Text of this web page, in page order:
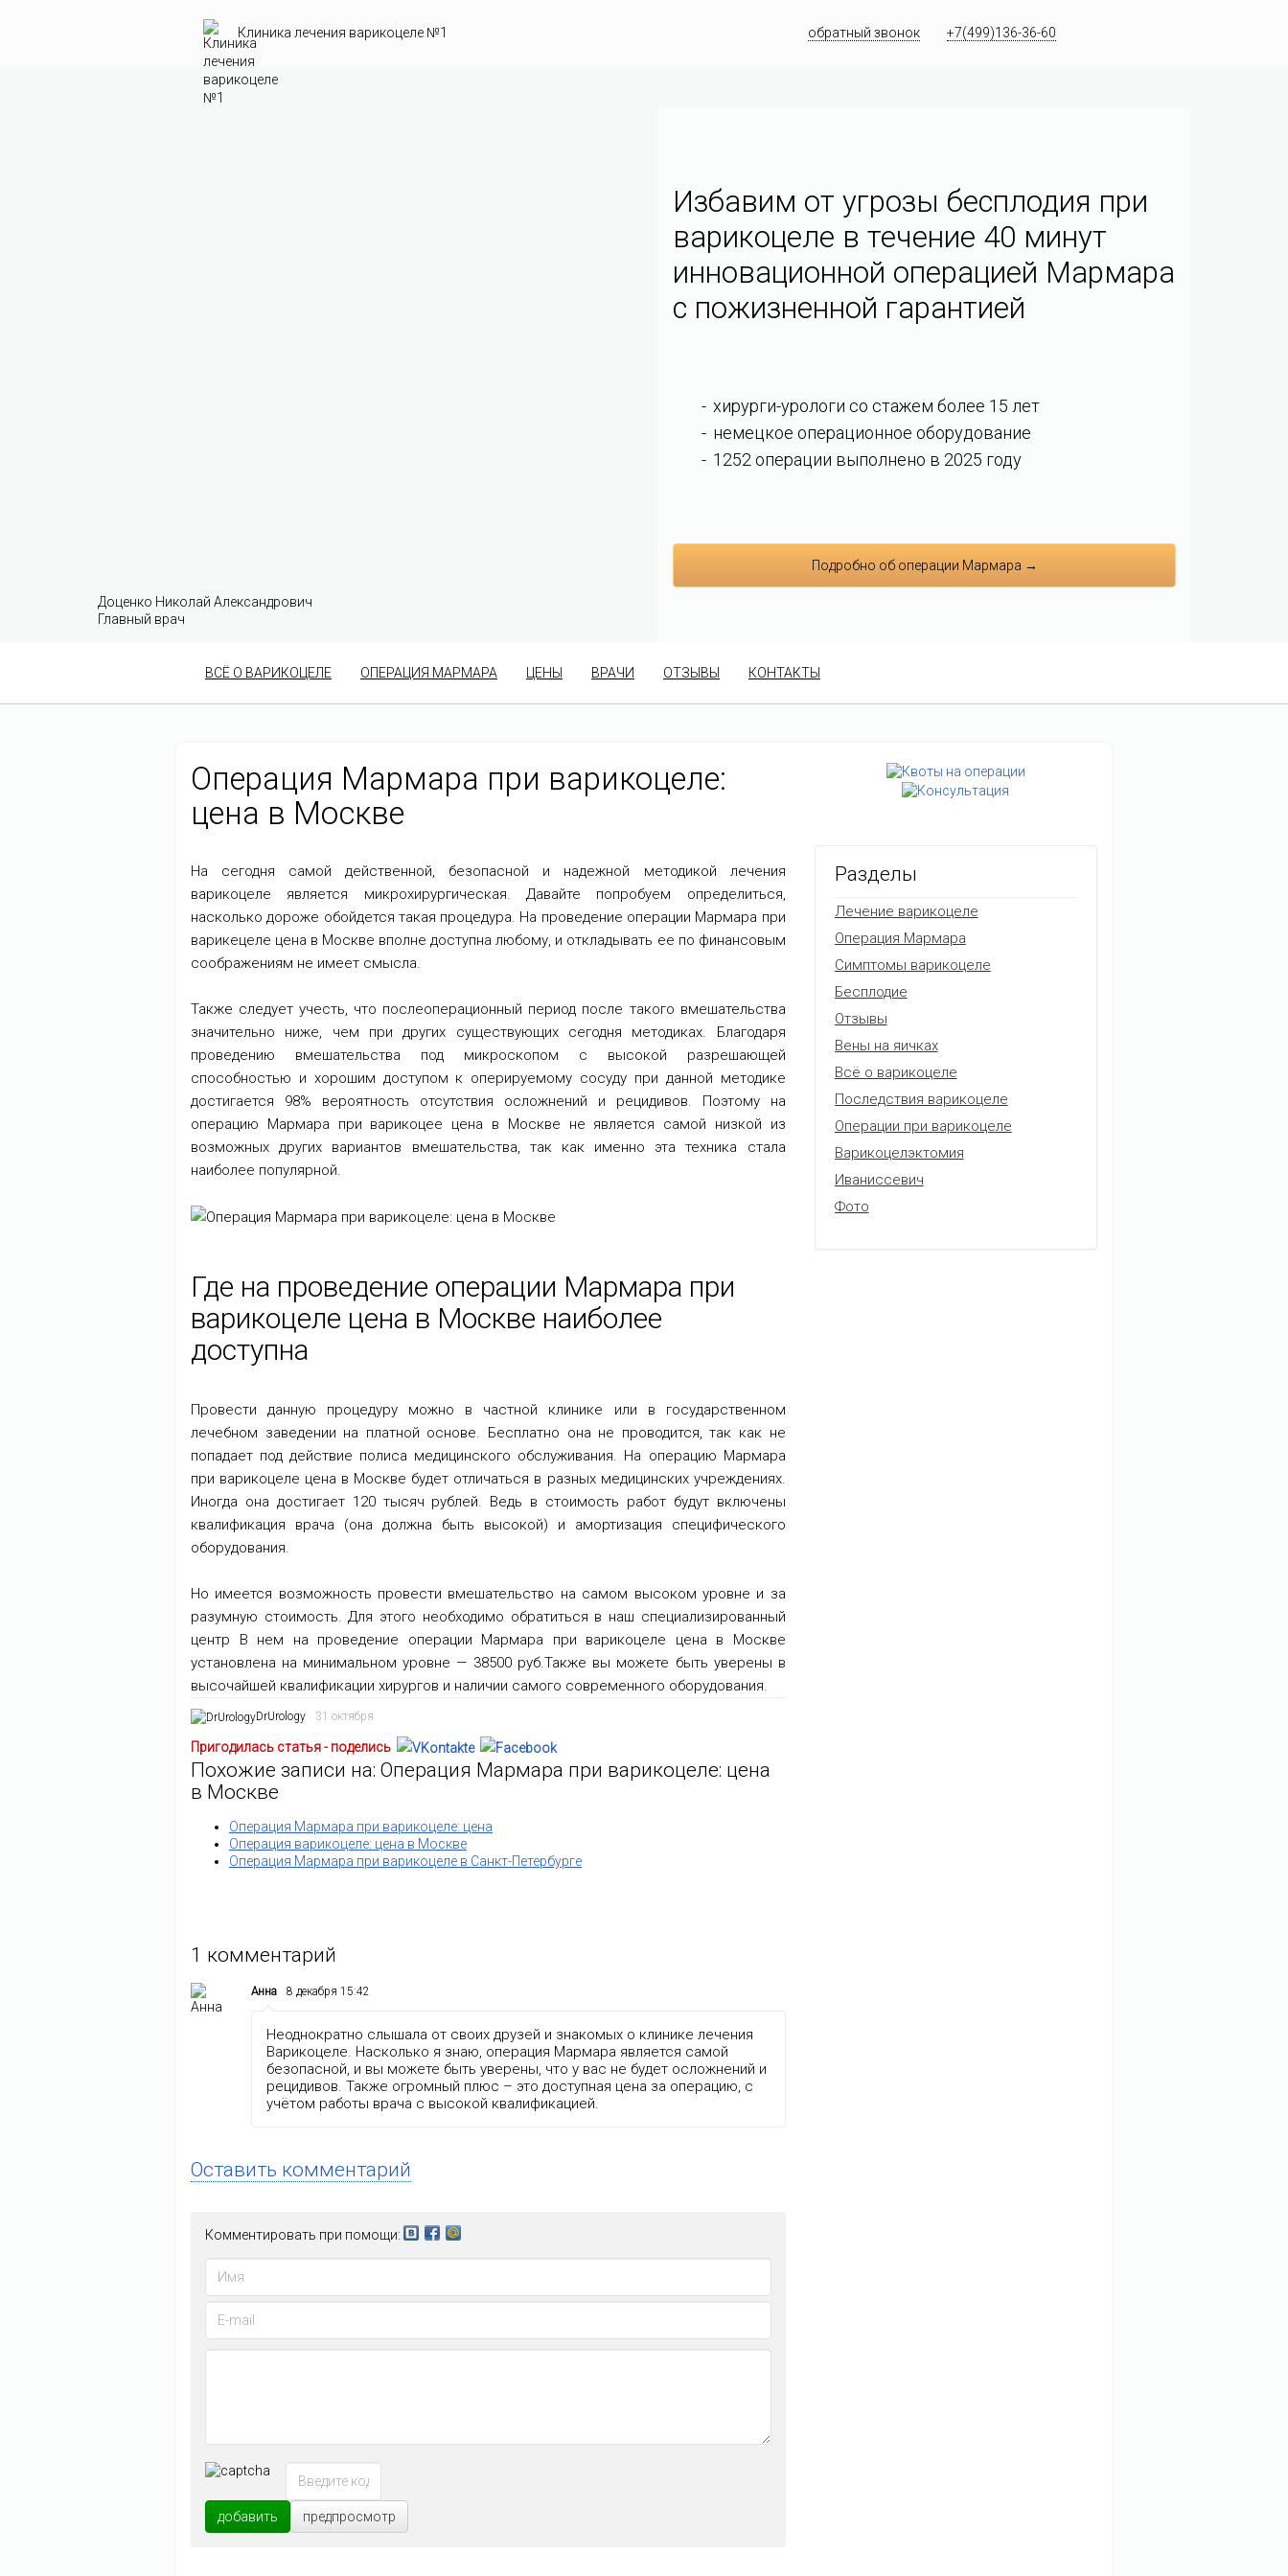
Клиника лечения варикоцеле №1 обратный звонок +7(499)136-36-60
Избавим от угрозы бесплодия при
варикоцеле в течение 40 минут
инновационной операцией Мармара
c пожизненной гарантией
хирурги-урологи со стажем более 15 лет
немецкое операционное оборудование
1252 операции выполнено в 2025 году
Подробно об операции Мармара →
Доценко Николай Александрович
Главный врач
ВСЁ О ВАРИКОЦЕЛЕ ОПЕРАЦИЯ МАРМАРА ЦЕНЫ ВРАЧИ ОТЗЫВЫ КОНТАКТЫ
Операция Мармара при варикоцеле:
цена в Москве
На сегодня самой действенной, безопасной и надежной методикой лечения
варикоцеле является микрохирургическая. Давайте попробуем определиться,
насколько дороже обойдется такая процедура. На проведение операции Мармара при
варикецеле цена в Москве вполне доступна любому, и откладывать ее по финансовым
соображениям не имеет смысла.
Также следует учесть, что послеоперационный период после такого вмешательства
значительно ниже, чем при других существующих сегодня методиках. Благодаря
проведению вмешательства под микроскопом с высокой разрешающей
способностью и хорошим доступом к оперируемому сосуду при данной методике
достигается 98% вероятность отсутствия осложнений и рецидивов. Поэтому на
операцию Мармара при варикоцее цена в Москве не является самой низкой из
возможных других вариантов вмешательства, так как именно эта техника стала
наиболее популярной.
Где на проведение операции Мармара при
варикоцеле цена в Москве наиболее
доступна
Провести данную процедуру можно в частной клинике или в государственном
лечебном заведении на платной основе. Бесплатно она не проводится, так как не
попадает под действие полиса медицинского обслуживания. На операцию Мармара
при варикоцеле цена в Москве будет отличаться в разных медицинских учреждениях.
Иногда она достигает 120 тысяч рублей. Ведь в стоимость работ будут включены
квалификация врача (она должна быть высокой) и амортизация специфического
оборудования.
Но имеется возможность провести вмешательство на самом высоком уровне и за
разумную стоимость. Для этого необходимо обратиться в наш специализированный
центр В нем на проведение операции Мармара при варикоцеле цена в Москве
установлена на минимальном уровне — 38500 руб.Также вы можете быть уверены в
высочайшей квалификации хирургов и наличии самого современного оборудования.
DrUrology 31 октября
Пригодилась статья - поделись
Похожие записи на: Операция Мармара при варикоцеле: цена
в Москве
Операция Мармара при варикоцеле: цена
Операция варикоцеле: цена в Москве
Операция Мармара при варикоцеле в Санкт-Петербурге
1 комментарий
Анна 8 декабря 15:42
Неоднократно слышала от своих друзей и знакомых о клинике лечения
Варикоцеле. Насколько я знаю, операция Мармара является самой
безопасной, и вы можете быть уверены, что у вас не будет осложнений и
рецидивов. Также огромный плюс – это доступная цена за операцию, с
учётом работы врача с высокой квалификацией.
Оставить комментарий
Комментировать при помощи:
добавить предпросмотр
Разделы
Лечение варикоцеле
Операция Мармара
Симптомы варикоцеле
Бесплодие
Отзывы
Вены на яичках
Всё о варикоцеле
Последствия варикоцеле
Операции при варикоцеле
Варикоцелэктомия
Иваниссевич
Фото